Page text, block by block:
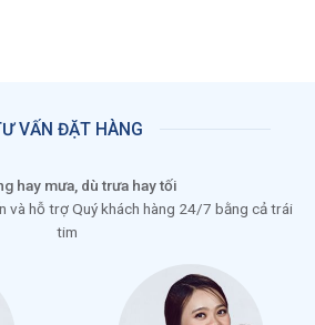
VẤN ĐẶT HÀNG
hay mưa, dù trưa hay tối
và hỗ trợ Quý khách hàng 24/7 bằng cả trái
tim